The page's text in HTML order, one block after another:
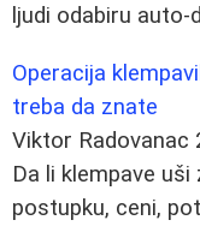
ljudi odabiru
Operacija
treba da znate
Viktor Radovanac
Da li klempave
postupku, ceni,